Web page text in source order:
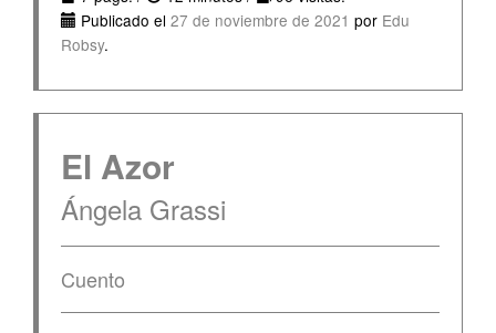
Publicado el 27 de noviembre de 2021 por Edu
Robsy.
El Azor
Ángela Grassi
Cuento